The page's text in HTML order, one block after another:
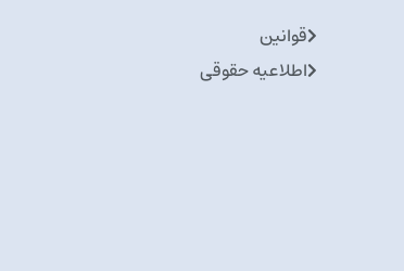
قوانین
اطلاعیه حقوقی